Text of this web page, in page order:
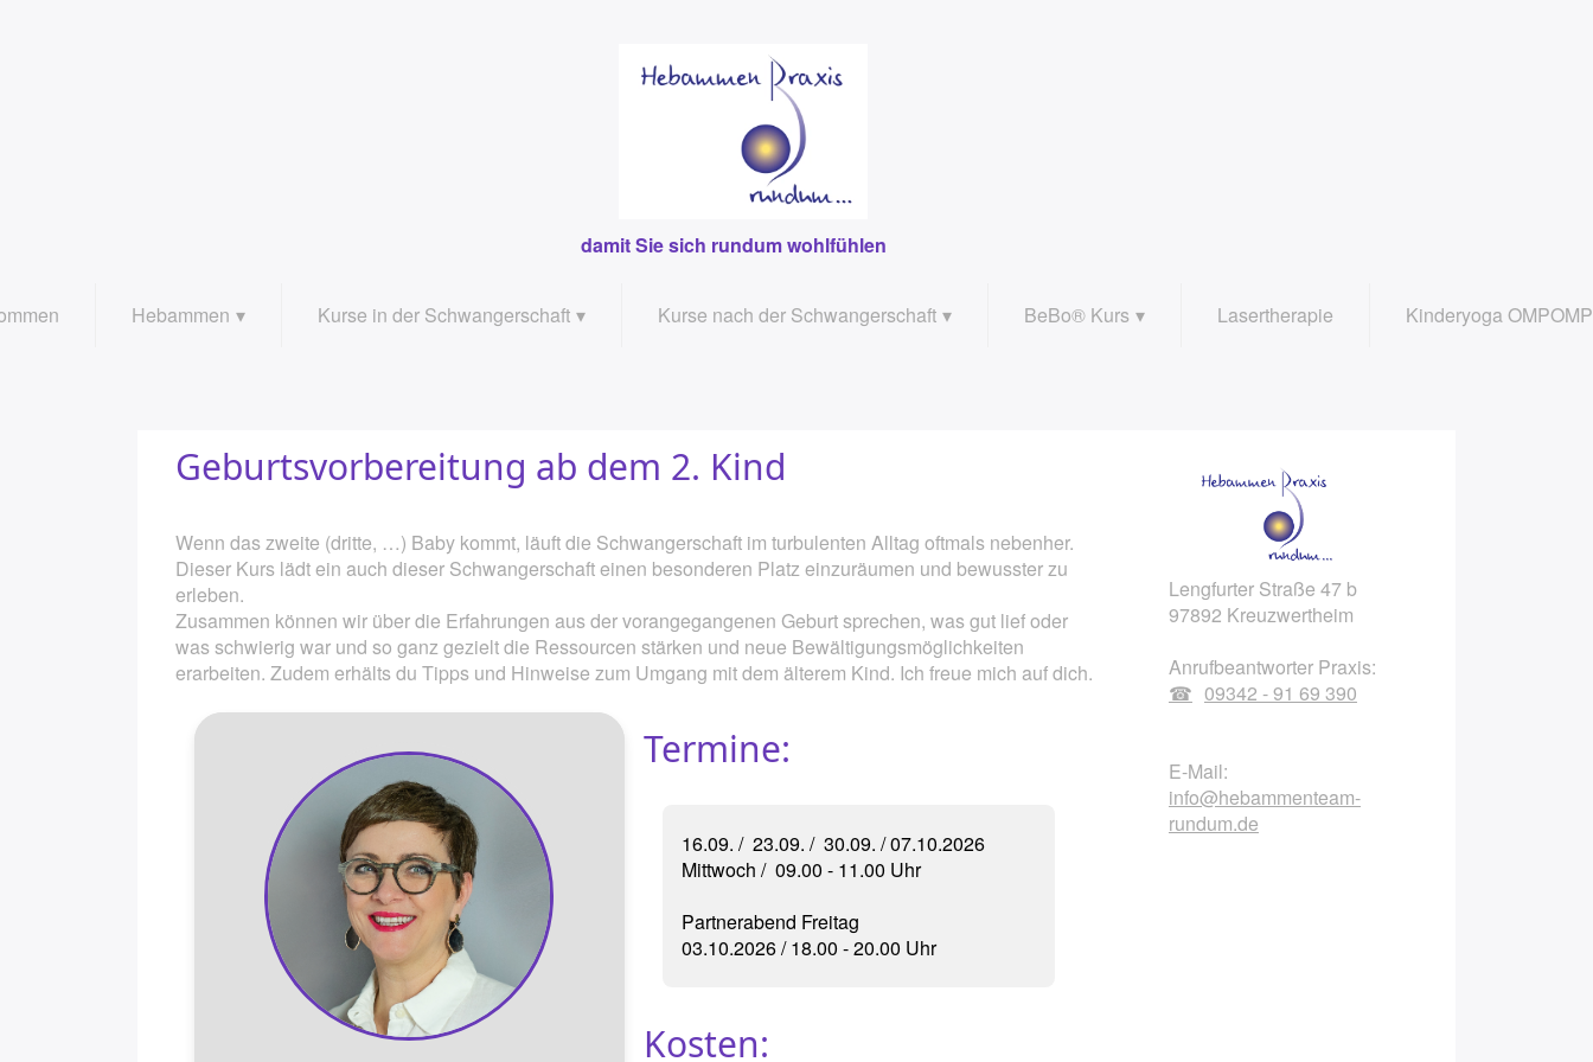
damit Sie sich rundum wohlfühlen
Hebammen Kurse in der Schwangerschaft
Wochenendpaarkurs Geburtsvorbereitung
Hypnobirthing Kompaktkurs
Kindernotfallkurs / Erste-Hilfe am Kind
Kurse nach der Schwangerschaft
Kangatraining ®
Gymnastik rund um den Rücken
Beckenbodengymnastik
Kindernotfallkurs / Erste Hilfe am Kind
BeBo® Kurs Lasertherapie Kinderyoga
Geburtsvorbereitung ab dem 2. Kind
Wenn das zweite (dritte, …) Baby kommt, läuft die Schwangerschaft im turbulenten Alltag oftmals nebenher.
Dieser Kurs lädt ein auch dieser Schwangerschaft einen besonderen Platz einzuräumen und bewusster zu
erleben.
Zusammen können wir über die Erfahrungen aus der vorangegangenen Geburt sprechen, was gut lief oder
was schwierig war und so ganz gezielt die Ressourcen stärken und neue Bewältigungsmöglichkeiten
erarbeiten. Zudem erhälts du Tipps und Hinweise zum Umgang mit dem älterem Kind. Ich freue mich auf dich.
Termine:
16.09. / 23.09. / 30.09. / 07.10.2026
Mittwoch / 09.00 - 11.00 Uhr
Partnerabend Freitag
03.10.2026 / 18.00 - 20.00 Uhr
Kosten:
Lengfurter Straße 47 b
97892 Kreuzwertheim
Anrufbeantworter Praxis:
09342 - 91 69 390
E-Mail:
info@hebammenteam-
rundum.de